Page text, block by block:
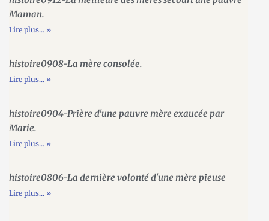
Maman.
Lire plus... »
histoire0908-La mère consolée.
Lire plus... »
histoire0904-Prière d'une pauvre mère exaucée par
Marie.
Lire plus... »
histoire0806-La dernière volonté d'une mère pieuse
Lire plus... »